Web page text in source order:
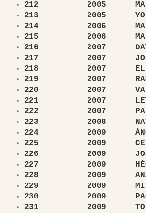
212 2005
213 2005
214 2006
215 2006
216 2007
217 2007
218 2007
219 2007
220 2007
221 2007
222 2007
223 2008
224 2009
225 2009
226 2009 JOSÉ
227 2009
228 2009
229 2009
230 2009
231 2009